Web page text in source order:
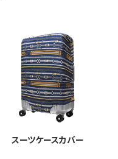
スーツケースカバー